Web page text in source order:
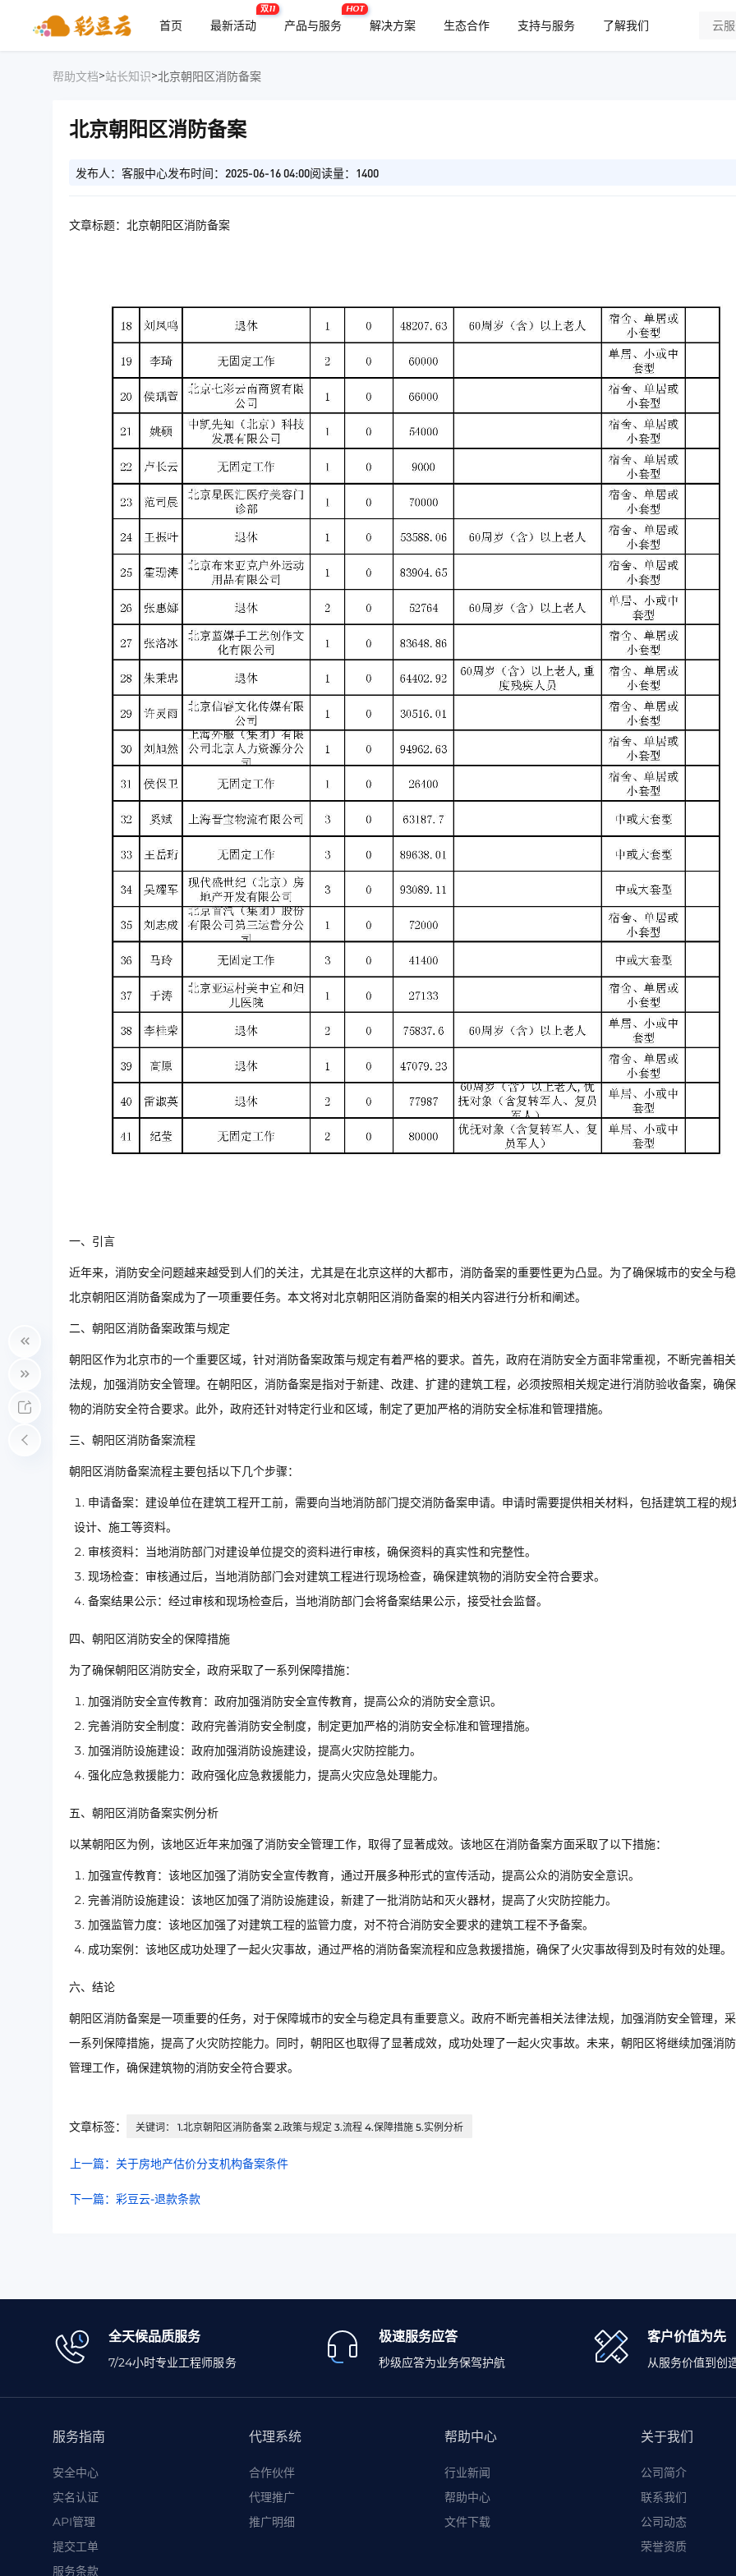
首页 最新活动
双11
产品与服务
HOT
解决方案 生态合作 支持与服务
了解我们
帮助文档>站长知识>北京朝阳区消防备案
北京朝阳区消防备案
发布人：客服中心发布时间：2025-06-16 04:00阅读量：1400
文章标题：北京朝阳区消防备案
一、引言
近年来，消防安全问题越来越受到人们的关注，尤其是在北京这样的大都市，消防备案的重要性更为凸显。为了确保城市的安全与稳
北京朝阳区消防备案成为了一项重要任务。本文将对北京朝阳区消防备案的相关内容进行分析和阐述。
二、朝阳区消防备案政策与规定
朝阳区作为北京市的一个重要区域，针对消防备案政策与规定有着严格的要求。首先，政府在消防安全方面非常重视，不断完善相
法规，加强消防安全管理。在朝阳区，消防备案是指对于新建、改建、扩建的建筑工程，必须按照相关规定进行消防验收备案，确
物的消防安全符合要求。此外，政府还针对特定行业和区域，制定了更加严格的消防安全标准和管理措施。
三、朝阳区消防备案流程
朝阳区消防备案流程主要包括以下几个步骤：
申请备案：建设单位在建筑工程开工前，需要向当地消防部门提交消防备案申请。申请时需要提供相关材料，包括建筑工程的规
设计、施工等资料。
审核资料：当地消防部门对建设单位提交的资料进行审核，确保资料的真实性和完整性。
现场检查：审核通过后，当地消防部门会对建筑工程进行现场检查，确保建筑物的消防安全符合要求。
备案结果公示：经过审核和现场检查后，当地消防部门会将备案结果公示，接受社会监督。
四、朝阳区消防安全的保障措施
为了确保朝阳区消防安全，政府采取了一系列保障措施：
加强消防安全宣传教育：政府加强消防安全宣传教育，提高公众的消防安全意识。
完善消防安全制度：政府完善消防安全制度，制定更加严格的消防安全标准和管理措施。
加强消防设施建设：政府加强消防设施建设，提高火灾防控能力。
强化应急救援能力：政府强化应急救援能力，提高火灾应急处理能力。
五、朝阳区消防备案实例分析
以某朝阳区为例，该地区近年来加强了消防安全管理工作，取得了显著成效。该地区在消防备案方面采取了以下措施：
加强宣传教育：该地区加强了消防安全宣传教育，通过开展多种形式的宣传活动，提高公众的消防安全意识。
完善消防设施建设：该地区加强了消防设施建设，新建了一批消防站和灭火器材，提高了火灾防控能力。
加强监管力度：该地区加强了对建筑工程的监管力度，对不符合消防安全要求的建筑工程不予备案。
成功案例：该地区成功处理了一起火灾事故，通过严格的消防备案流程和应急救援措施，确保了火灾事故得到及时有效的处理。
六、结论
朝阳区消防备案是一项重要的任务，对于保障城市的安全与稳定具有重要意义。政府不断完善相关法律法规，加强消防安全管理，
一系列保障措施，提高了火灾防控能力。同时，朝阳区也取得了显著成效，成功处理了一起火灾事故。未来，朝阳区将继续加强消
管理工作，确保建筑物的消防安全符合要求。
文章标签： 关键词： 1.北京朝阳区消防备案 2.政策与规定 3.流程 4.保障措施 5.实例分析
上一篇：关于房地产估价分支机构备案条件
下一篇：彩豆云-退款条款
全天候品质服务
7/24小时专业工程师服务
极速服务应答
秒级应答为业务保驾护航
客户价值为先
从服务价值到创
服务指南
安全中心
实名认证
API管理
提交工单
服务条款
代理系统
合作伙伴
代理推广
推广明细
帮助中心
行业新闻
帮助中心
文件下载
关于我们
公司简介
联系我们
公司动态
荣誉资质